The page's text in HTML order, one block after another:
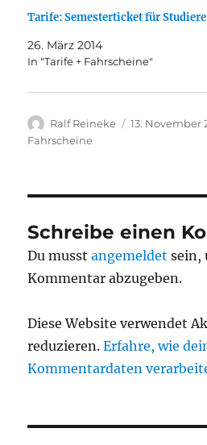
Tarife: Semesterticket für
26. März 2014
In "Tarife + Fahrscheine"
Autor
Ralf Reineke
Veröffentlicht
13. November
Fahrscheine
Schreibe einen
Du musstangemeldet sein,
Kommentar abzugeben.
Diese Website verwendet
reduzieren.Erfahre, wie
Kommentardaten